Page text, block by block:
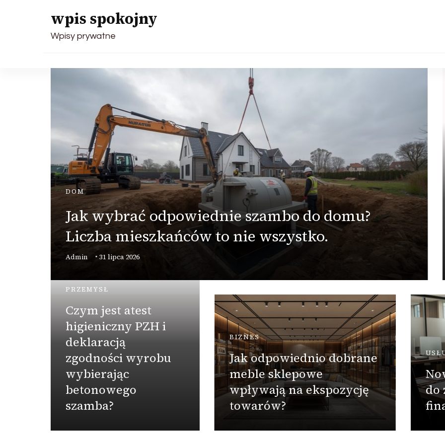
wpis spokojny
Wpisy prywatne
DOM
Jak wybrać odpowiednie szambo do domu?
Liczba mieszkańców to nie wszystko.
Admin 31 lipca 2026
PRZEMYSŁ
Czym jest atest
higieniczny PZH i
deklaracją
zgodności wyrobu
wybierając
betonowego
szamba?
BIZNES
Jak odpowiednio dobrane
meble sklepowe
wpływają na ekspozycję
towarów?
do